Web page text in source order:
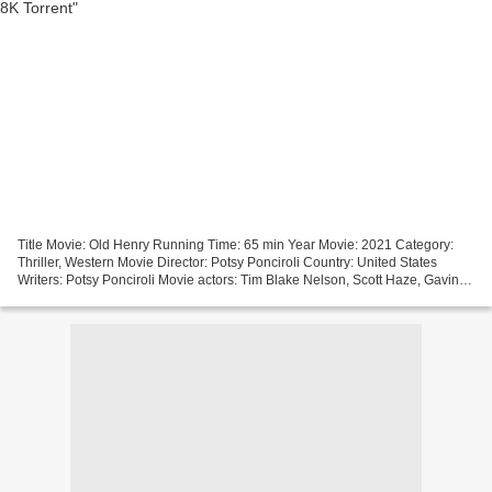
Title Movie: Old Henry Running Time: 65 min Year Movie: 2021 Category:
Thriller, Western Movie Director: Potsy Ponciroli Country: United States
Writers: Potsy Ponciroli Movie actors: Tim Blake Nelson, Scott Haze, Gavin